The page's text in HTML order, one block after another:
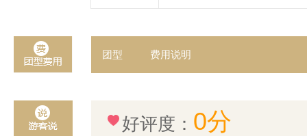
团型 费用说明
好评度： 0分